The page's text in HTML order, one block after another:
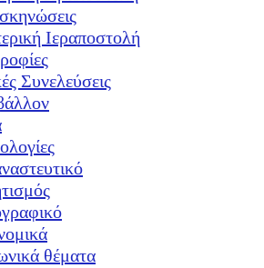
Ιεραποστολή
Συνελεύσεις
θέματα